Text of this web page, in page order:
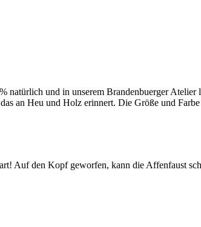
natürlich und in unserem Brandenbuerger Atelier
an Heu und Holz erinnert. Die Größe und
Auf den Kopf geworfen, kann die Affenfaust